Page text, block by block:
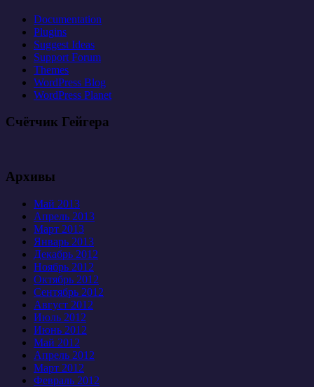
Documentation
Plugins
Suggest Ideas
Support Forum
Themes
WordPress Blog
WordPress Planet
Счётчик Гейгера
Архивы
Май 2013
Апрель 2013
Март 2013
Январь 2013
Декабрь 2012
Ноябрь 2012
Октябрь 2012
Сентябрь 2012
Август 2012
Июль 2012
Июнь 2012
Май 2012
Апрель 2012
Март 2012
Февраль 2012